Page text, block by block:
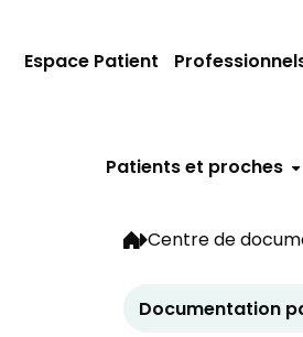
Patients et proches
Espace Patient
Centre de
Documentation